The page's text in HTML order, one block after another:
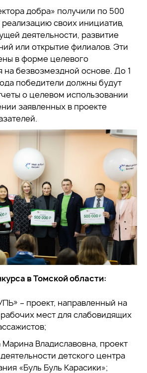
добра» получили по 500
своих инициатив,
деятельности, развитие
или открытие филиалов. Эти
в форме целевого
на безвозмездной основе. До 1
победители должны будут
о целевом использовании
заявленных в проекте
в Томской области:
– проект, направленный на
мест для слабовидящих
Владиславовна, проект
детского центра
«Буль Буль Карасики»;